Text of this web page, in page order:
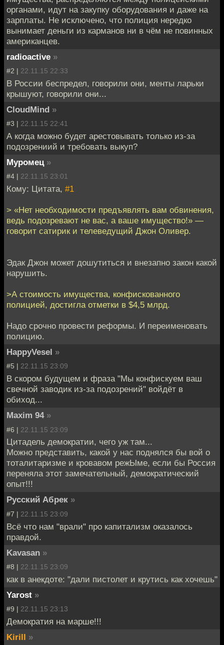
органами, идут на закупку оборудования и даже на
зарплаты. Не исключено, что полиция нередко
вынимает деньги из карманов ни в чём не повинных
американцев.
radioactive »
#2 | 22.11.15 22:33
В России беспредел, говорили они, менты ларьки
крышуют, говорили они...
CloudMind »
#3 | 22.11.15 22:41
А когда можно будет арестовывать только из-за
подозрениий и требовать выкуп?
Муромец »
#4 | 22.11.15 23:01
Кому: Цитата, #1
> «Нет необходимости предъявлять вам обвинения,
ведь подозревают не вас, а ваше имущество!» —
говорит сатирик и телеведущий Джон Оливер.
Эдак Джон может дошутиться и внезапно закон какой
нарушить.
>А стоимость имущества, конфискованного
полицией, достигла отметки в $4,5 млрд.
Надо срочно провести реформы. И переименовать
полицию.
HappyVesel »
#5 | 22.11.15 23:09
В скором будущем и фраза "Мы конфискуем ваш
свечной заводик из-за подозрений" войдёт в
обиход...
Maxim 94 »
#6 | 22.11.15 23:09
Цитадель демократии, чего уж там...
Можно представить, какой у нас поднялся бы вой о
тоталитаризме и кровавом режЫме, если бы Россия
переняла этот замечательный, демократический
опыт!!!
Русский Абрек »
#7 | 22.11.15 23:09
Всё что нам "врали" про капитализм оказалось
правдой.
Kavasan »
#8 | 22.11.15 23:09
как в анекдоте: "дали пистолет и крутись как хочешь"
Yarost »
#9 | 22.11.15 23:13
Демократия на марше!!!
Kirill »